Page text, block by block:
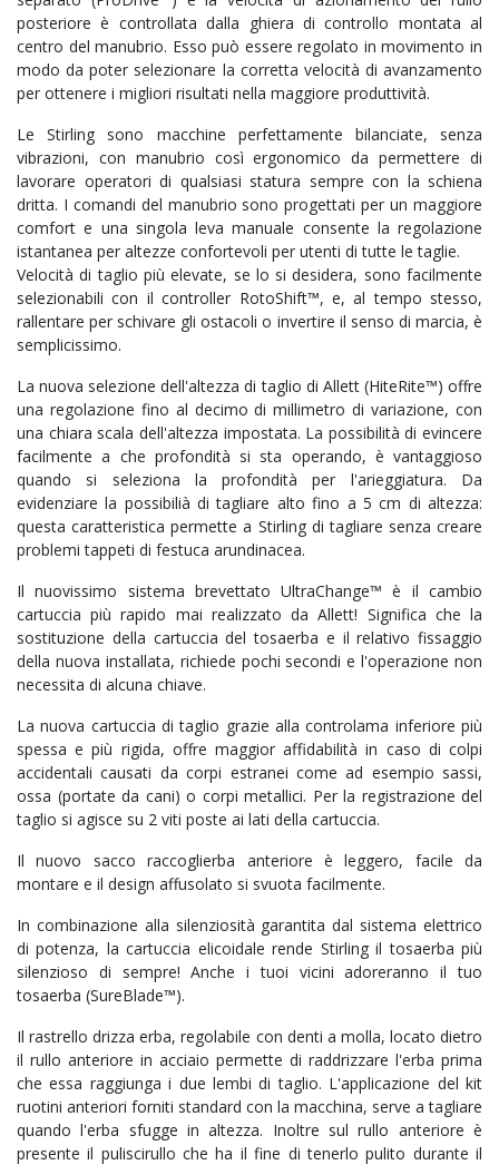
posteriore è controllata dalla ghiera di controllo montata al
centro del manubrio. Esso può essere regolato in movimento in
modo da poter selezionare la corretta velocità di avanzamento
per ottenere i migliori risultati nella maggiore produttività.
Le Stirling sono macchine perfettamente bilanciate, senza
vibrazioni, con manubrio così ergonomico da permettere di
lavorare operatori di qualsiasi statura sempre con la schiena
dritta. I comandi del manubrio sono progettati per un maggiore
comfort e una singola leva manuale consente la regolazione
istantanea per altezze confortevoli per utenti di tutte le taglie.
Velocità di taglio più elevate, se lo si desidera, sono facilmente
selezionabili con il controller RotoShift™, e, al tempo stesso,
rallentare per schivare gli ostacoli o invertire il senso di marcia, è
semplicissimo.
La nuova selezione dell'altezza di taglio di Allett (HiteRite™) offre
una regolazione fino al decimo di millimetro di variazione, con
una chiara scala dell'altezza impostata. La possibilità di evincere
facilmente a che profondità si sta operando, è vantaggioso
quando si seleziona la profondità per l'arieggiatura. Da
evidenziare la possibilià di tagliare alto fino a 5 cm di altezza:
questa caratteristica permette a Stirling di tagliare senza creare
problemi tappeti di festuca arundinacea.
Il nuovissimo sistema brevettato UltraChange™ è il cambio
cartuccia più rapido mai realizzato da Allett! Significa che la
sostituzione della cartuccia del tosaerba e il relativo fissaggio
della nuova installata, richiede pochi secondi e l'operazione non
necessita di alcuna chiave.
La nuova cartuccia di taglio grazie alla controlama inferiore più
spessa e più rigida, offre maggior affidabilità in caso di colpi
accidentali causati da corpi estranei come ad esempio sassi,
ossa (portate da cani) o corpi metallici. Per la registrazione del
taglio si agisce su 2 viti poste ai lati della cartuccia.
Il nuovo sacco raccoglierba anteriore è leggero, facile da
montare e il design affusolato si svuota facilmente.
In combinazione alla silenziosità garantita dal sistema elettrico
di potenza, la cartuccia elicoidale rende Stirling il tosaerba più
silenzioso di sempre! Anche i tuoi vicini adoreranno il tuo
tosaerba (SureBlade™).
Il rastrello drizza erba, regolabile con denti a molla, locato dietro
il rullo anteriore in acciaio permette di raddrizzare l'erba prima
che essa raggiunga i due lembi di taglio. L'applicazione del kit
ruotini anteriori forniti standard con la macchina, serve a tagliare
quando l'erba sfugge in altezza. Inoltre sul rullo anteriore è
presente il puliscirullo che ha il fine di tenerlo pulito durante il